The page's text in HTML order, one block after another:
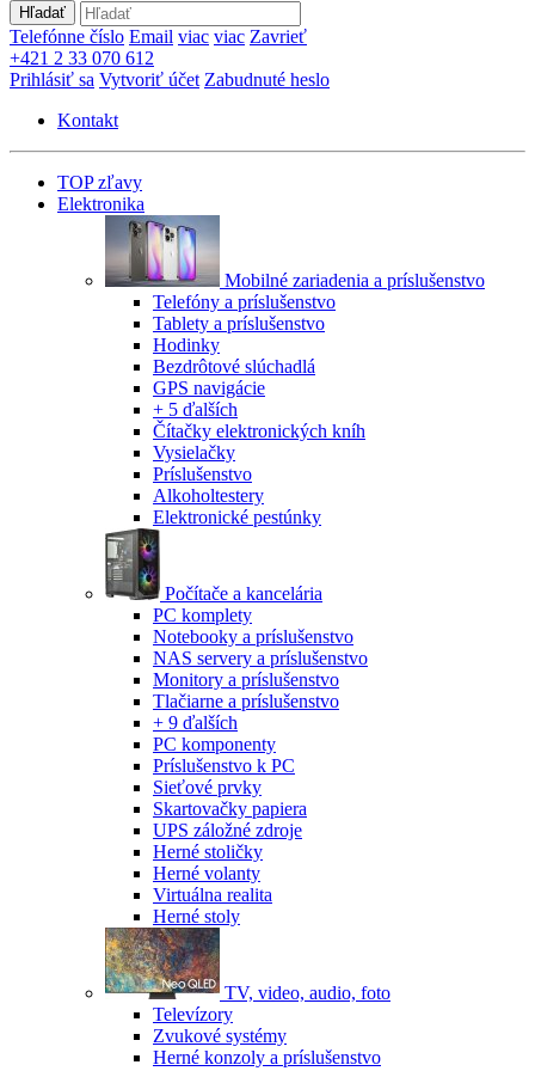
Hľadať
Telefónne číslo Email viac viac Zavrieť
+421 2 33 070 612
Prihlásiť sa Vytvoriť účet Zabudnuté heslo
Kontakt
TOP zľavy
Elektronika
Mobilné zariadenia a príslušenstvo
Telefóny a príslušenstvo
Tablety a príslušenstvo
Hodinky
Bezdrôtové slúchadlá
GPS navigácie
+ 5 ďalších
Čítačky elektronických kníh
Vysielačky
Príslušenstvo
Alkoholtestery
Elektronické pestúnky
Počítače a kancelária
PC komplety
Notebooky a príslušenstvo
NAS servery a príslušenstvo
Monitory a príslušenstvo
Tlačiarne a príslušenstvo
+ 9 ďalších
PC komponenty
Príslušenstvo k PC
Sieťové prvky
Skartovačky papiera
UPS záložné zdroje
Herné stoličky
Herné volanty
Virtuálna realita
Herné stoly
TV, video, audio, foto
Televízory
Zvukové systémy
Herné konzoly a príslušenstvo